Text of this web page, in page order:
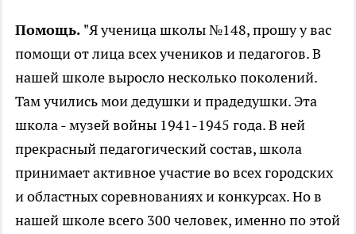
Помощь. "Я ученица школы №148, прошу у вас
помощи от лица всех учеников и педагогов. В
нашей школе выросло несколько поколений.
Там учились мои дедушки и прадедушки. Эта
школа - музей войны 1941-1945 года. В ней
прекрасный педагогический состав, школа
принимает активное участие во всех городских
и областных соревнованиях и конкурсах. Но в
нашей школе всего 300 человек, именно по этой